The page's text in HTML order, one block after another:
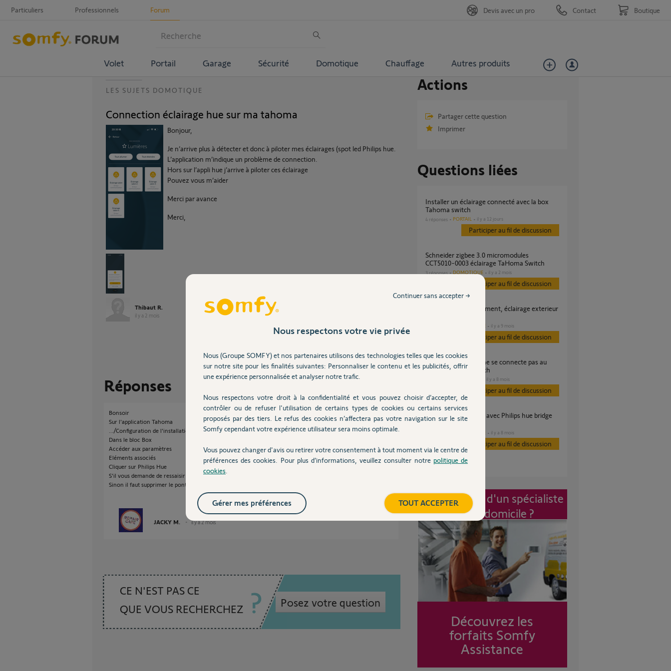
Particuliers Professionnels Forum
Volet Portail Garage Sécurité Domotique Chauffage Autres produits
Devis avec un pro Contact Boutique
LES SUJETS DOMOTIQUE
Connection éclairage hue sur ma tahoma
Bonjour,
Je n’arrive plus à détecter et donc à piloter mes éclairages (spot led Philips hue.
L’application m’indique un problème de connection.
Hors sur l’appli hue j’arrive à piloter ces éclairage
Pouvez vous m’aider
Merci par avance
Merci,
Thibaut R.
il y a 2 mois
Participer au fil de discussion
Réponses
Bonsoir
Sur l'application Tahoma
.../Configuration de l'installation
Dans le bloc Box
Accéder aux paramètres
Eléments associés
Cliquer sur Philips Hue
S'il vous demande de ressaisir le mot de passe ça devrait régler le problème.
Sinon il faut supprimer le pont et refaire l'appairage.
JACKY M. il y a 2 mois
CE N'EST PAS CE
QUE VOUS RECHERCHEZ
Posez votre question
Actions
Partager cette question
Imprimer
Questions liées
Installer un éclairage connecté avec la box
Tahoma switch
4 réponses PORTAIL il y a 12 jours
Participer au fil de discussion
Schneider zigbee 3.0 micromodules
CCT5010-0003 éclairage TaHoma Switch
3 réponses DOMOTIQUE il y a 2 mois
Participer au fil de discussion
DOMOTIQUE il y a 9 mois
Participer au fil de discussion
Le pont hue Philips ne se connecte pas au
boîtier tahoma switch
il y a 8 mois
Participer au fil de discussion
Intégration Tahoma avec Philips hue bridge
pro
DOMOTIQUE il y a 8 mois
Participer au fil de discussion
Intervention d'un spécialiste
à mon domicile ?
Découvrez les
forfaits Somfy
Assistance
Nous respectons votre vie privée
Nous (Groupe SOMFY) et nos partenaires utilisons des technologies telles que les cookies
sur notre site pour les finalités suivantes: Personnaliser le contenu et les publicités, offrir
une expérience personnalisée et analyser notre trafic.
Nous respectons votre droit à la confidentialité et vous pouvez choisir d’accepter, de
contrôler ou de refuser l'utilisation de certains types de cookies ou certains services
proposés par des tiers. Le refus des cookies n’affectera pas votre navigation sur le site
Somfy cependant votre expérience utilisateur sera moins optimale.
Vous pouvez changer d'avis ou retirer votre consentement à tout moment via le centre de
préférences des cookies. Pour plus d’informations, veuillez consulter notre politique de
cookies
Continuer sans accepter →
TOUT ACCEPTER
Gérer mes préférences